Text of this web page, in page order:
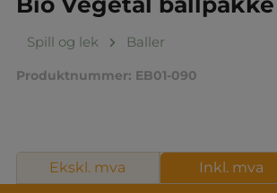
Spill og lek Baller
Produktnummer: EB01-090
Ekskl. mva Inkl. mva